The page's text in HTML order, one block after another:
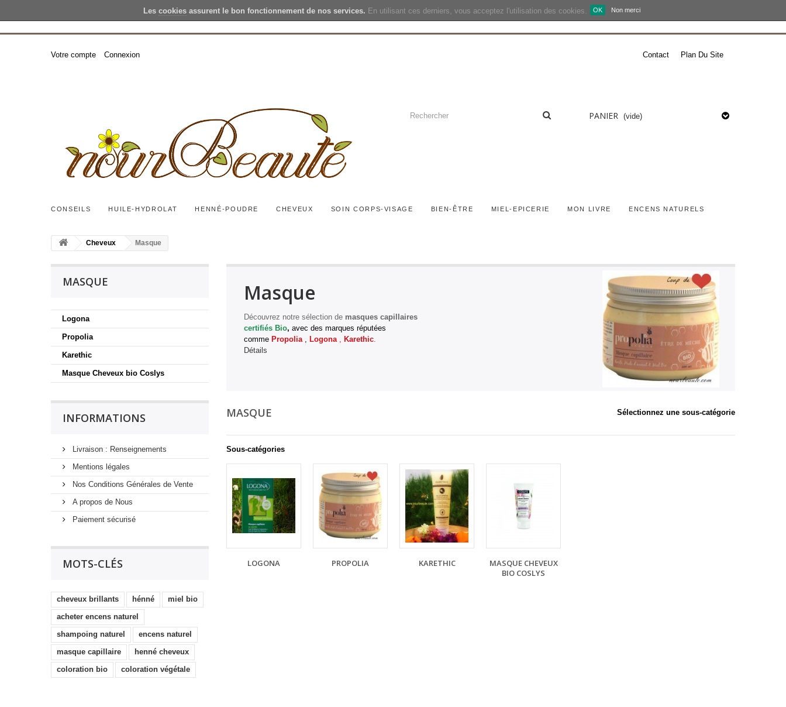
Les cookiesassurent le bon fonctionnement de nos services. En utilisant ces derniers, vous acceptez l'utilisation des cookies. OK Non merci
Votre compte Connexion Contact Plan Du Site
PANIER (vide)
CONSEILS HUILE-HYDROLAT HENNÉ-POUDRE CHEVEUX SOIN CORPS-VISAGE BIEN-ÊTRE MIEL-EPICERIE MON LIVRE ENCENS NATURELS
Cheveux Masque
MASQUE
Logona
Propolia
Karethic
Masque Cheveux bio Coslys
INFORMATIONS
Livraison : Renseignements
Mentions légales
Nos Conditions Générales de Vente
A propos de Nous
Paiement sécurisé
MOTS-CLÉS
cheveux brillants hénné
miel bio
acheter encens naturel
shampoing naturel
encens naturel
masque capillaire
henné cheveux
coloration bio
coloration végétale
Masque
Découvrez notre sélection de masques capillaires
certifiés Bio, avec des marques réputées
comme Propolia, Logona, Karethic.
Détails
MASQUE Sélectionnez une sous-catégorie
Sous-catégories
LOGONA PROPOLIA KARETHIC
MASQUE CHEVEUX
BIO COSLYS